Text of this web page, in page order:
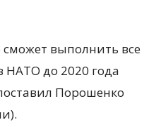
сможет выполнить все
НАТО до 2020 года
Порошенко